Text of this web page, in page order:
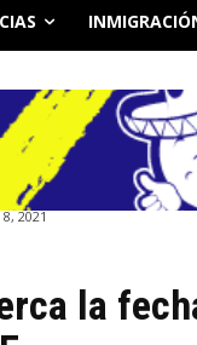
2021
la